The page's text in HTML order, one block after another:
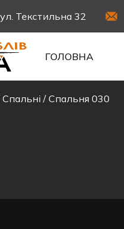
Текстильна 32
ГОЛОВНА
Спальні / Спальня 030